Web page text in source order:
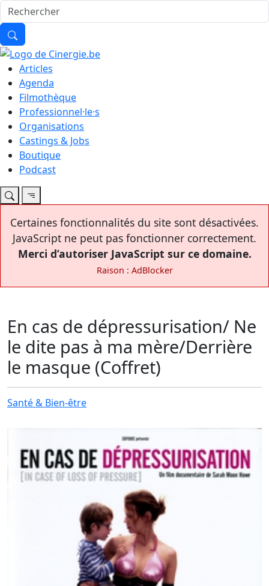
Articles
Agenda
Filmothèque
Professionnel·le·s
Organisations
Castings & Jobs
Boutique
Podcast
Certaines fonctionnalités du site sont désactivées.
JavaScript ne peut pas fonctionner correctement.
Merci d’autoriser JavaScript sur ce domaine.
Raison : AdBlocker
En cas de dépressurisation/ Ne
le dite pas à ma mère/Derrière
le masque (Coffret)
Santé & Bien-être